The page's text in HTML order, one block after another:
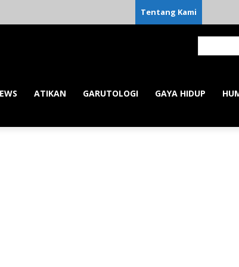
Tentang Kami
ATIKAN GARUTOLOGI GAYA HIDUP